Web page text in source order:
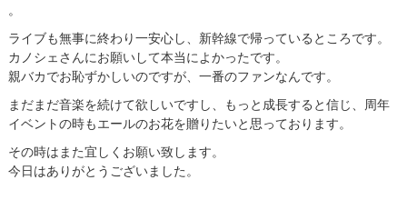
。
ライブも無事に終わり一安心し、 新幹線で帰っているところです。
カノシェさんにお願いして本当によかったです。
親バカでお恥ずかしいのですが、一番のファンなんです。
まだまだ音楽を続けて欲しいですし、もっと成長すると信じ、周年
イベントの時もエールのお花を贈りたいと思っております。
その時はまた宜 しくお願い致します。
今日はありがとうございました。